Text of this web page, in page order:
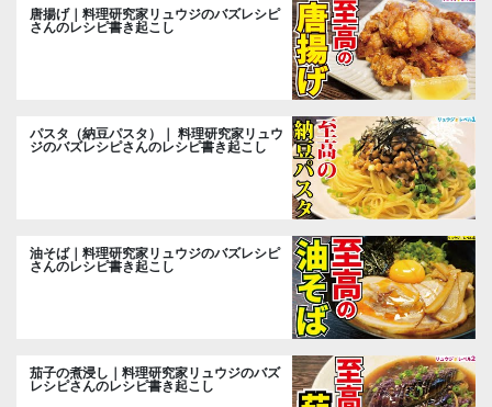
唐揚げ｜料理研究家リュウジのバズレシピ
さんのレシピ書き起こし
パスタ（納豆パスタ）｜ 料理研究家リュウ
ジのバズレシピさんのレシピ書き起こし
油そば｜料理研究家リュウジのバズレシピ
さんのレシピ書き起こし
茄子の煮浸し｜料理研究家リュウジのバズ
レシピさんのレシピ書き起こし